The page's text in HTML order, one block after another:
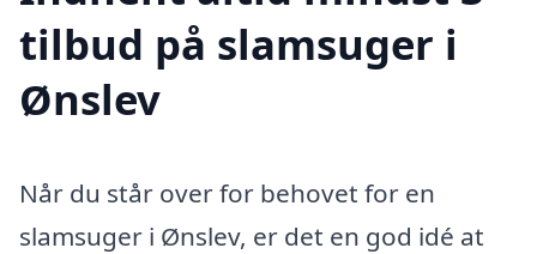
tilbud på slamsuger i
Ønslev
Når du står over for behovet for en
slamsuger i Ønslev, er det en god idé at